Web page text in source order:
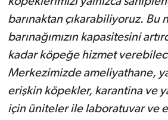
barınaktan çıkarabiliyoruz. Bu
barınağımızın kapasitesini
kadar köpeğe hizmet
Merkezimizde ameliyathane,
erişkin köpekler, karantina ve
için üniteler ile laboratuvar ve